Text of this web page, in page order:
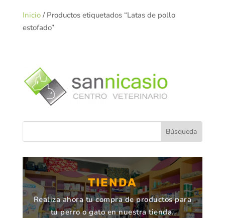
Inicio/ Productos etiquetados “Latas de pollo
estofado”
TIENDA
Realiza ahora tu compra de productos para
tu perro o gato en nuestra tienda.